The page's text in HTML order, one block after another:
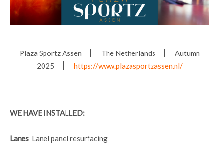
Plaza Sportz Assen The Netherlands
Autumn
2025
https://www.plazasportzassen.nl/
WE HAVE INSTALLED:
Lanes Lanel panel resurfacing